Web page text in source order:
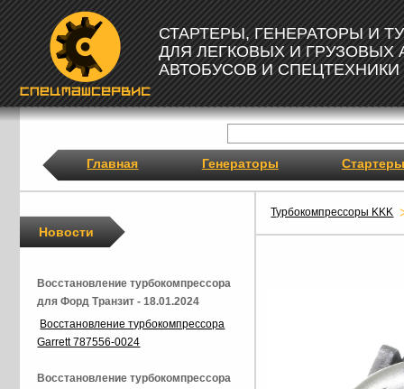
СТАРТЕРЫ, ГЕНЕРАТОРЫ И
ДЛЯ ЛЕГКОВЫХ И ГРУЗОВЫХ
АВТОБУСОВ И СПЕЦТЕХНИКИ
Главная Генераторы Стартеры
Турбокомпрессоры KKK
Новости
Восстановление турбокомпрессора
для Форд Транзит - 18.01.2024
Восстановление турбокомпрессора
Garrett 787556-0024
Восстановление турбокомпрессора